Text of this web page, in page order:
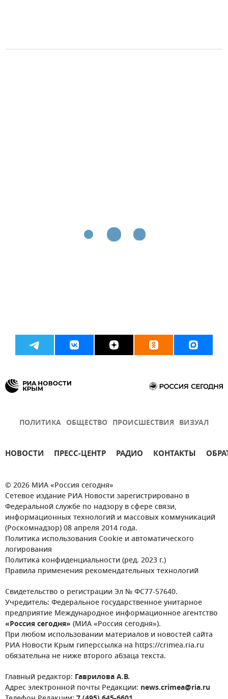
ПОЛИТИКА ОБЩЕСТВО ПРОИСШЕСТВИЯ ВИЗУАЛ
НОВОСТИ ПРЕСС-ЦЕНТР РАДИО КОНТАКТЫ
© 2026 МИА «Россия сегодня»
Сетевое издание РИА Новости зарегистрировано в
Федеральной службе по надзору в сфере связи,
информационных технологий и массовых коммуникаций
(Роскомнадзор) 08 апреля 2014 года.
Политика использования Cookie и автоматического
логирования
Политика конфиденциальности (ред. 2023 г.)
Правила применения рекомендательных технологий
Свидетельство о регистрации Эл № ФС77-57640.
Учредитель: Федеральное государственное унитарное
предприятие Международное информационное агентство
«Россия сегодня» (МИА «Россия сегодня»).
При любом использовании материалов и новостей сайта
РИА Новости Крым гиперссылка на https://crimea.ria.ru
обязательна не ниже второго абзаца текста.
Главный редактор: Гаврилова А.В.
Адрес электронной почты Редакции: news.crimea@ria.ru